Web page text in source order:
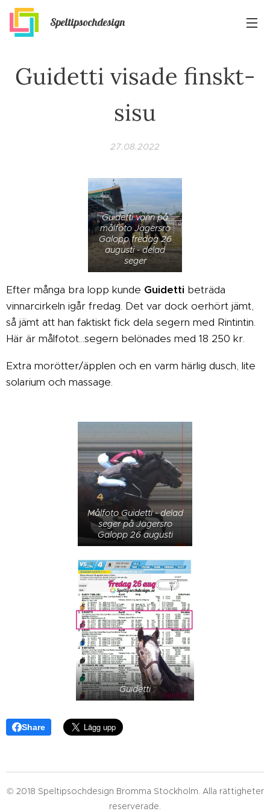
Speltipsochdesign
Guidetti visade finskt-
sisu
27.08.2022
Guidetti vann på
målfoto Jägersro
Galopp fredag 26
augusti - delad
seger
Efter många bra lopp kunde Guidetti beträda
vinnarcirkeln igår fredag. Det var dock oerhört jämt,
så jämt att han faktiskt fick dela segern med Rintintin.
Här är målfotot...segern belönades med 18 250 kr.
Extra morötter/äpplen och en varm härlig dusch, lite
solarium och massage.
Målfoto Guidetti - delad
seger på Jägersro
Galopp 26 augusti
Guidetti
Share
© 2018 Speltipsochdesign Bromma Stockholm. Alla rättigheter
reserverade.